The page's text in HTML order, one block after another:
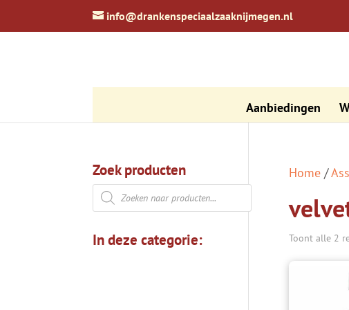
info@drankenspeciaalzaaknijmegen.nl
Aanbiedingen
zoeken
Home/
Toont alle 2
Zoek producten
Producten
zoeken
In deze categorie: